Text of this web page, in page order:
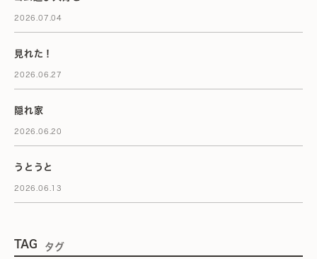
2026.07.04
見れた！
2026.06.27
隠れ家
2026.06.20
うとうと
2026.06.13
TAG タグ